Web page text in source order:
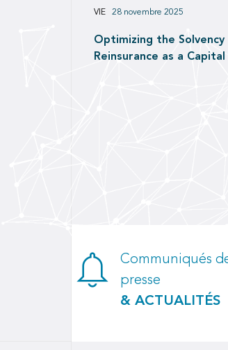
Optimizing the
Reinsurance as a
VIE 28 novembre 2025
Communiqués
presse
& ACTUALITÉS